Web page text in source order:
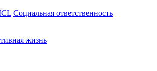
Социальная ответственность
жизнь